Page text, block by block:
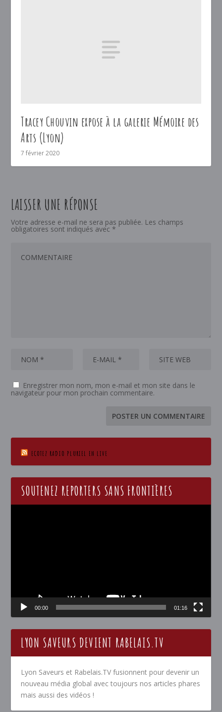
Tracey Chouvin expose à la galerie Mémoire des
Arts (Lyon)
7 février 2020
LAISSER UNE RÉPONSE
Votre adresse e-mail ne sera pas publiée. Les champs
obligatoires sont indiqués avec *
Enregistrer mon nom, mon e-mail et mon site dans le
navigateur pour mon prochain commentaire.
ECOTEZ RADIO PLURIEL EN LIVE
SOUTENEZ REPORTERS SANS FRONTIÈRES
00:00 01:16
LYON SAVEURS DEVIENT RABELAIS.TV
Lyon Saveurs et Rabelais.TV fusionnent pour devenir un
nouveau média global avec toujours nos articles phares
mais aussi des vidéos !